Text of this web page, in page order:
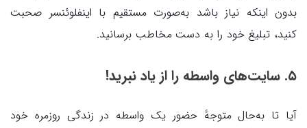
بدون اینکه نیاز باشد به‌صورت مستقیم با اینفلوئنسر صحبت
کنید، تبلیغ خود را به دست مخاطب برسانید.
۵. سایت‌های واسطه را از یاد نبرید!
آیا تا به‌حال متوجهٔ حضور یک واسطه در زندگی روزمره خود